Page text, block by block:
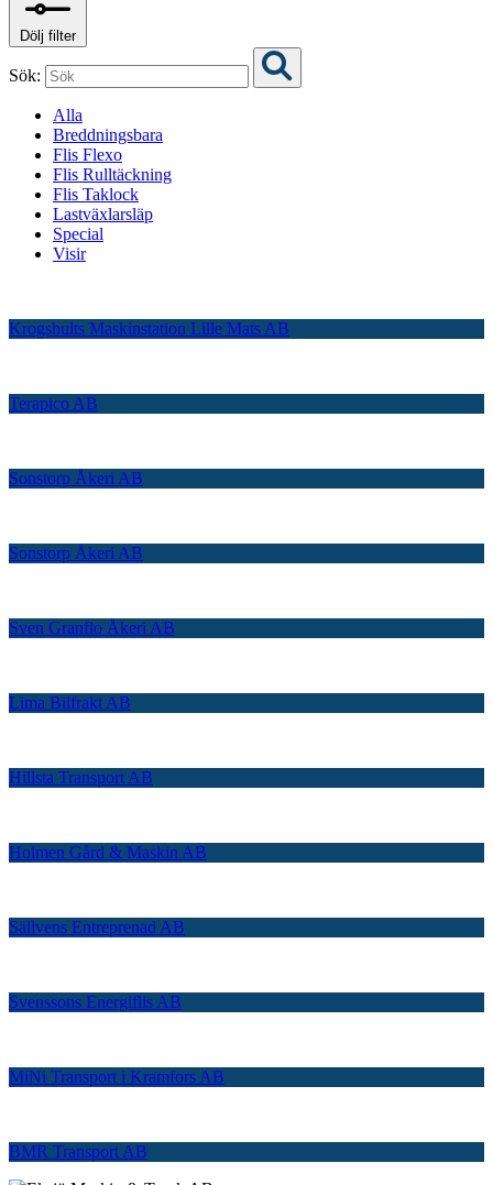
Dölj filter
Sök:
Alla
Breddningsbara
Flis Flexo
Flis Rulltäckning
Flis Taklock
Lastväxlarsläp
Special
Visir
Krogshults Maskinstation Lille Mats AB
Terapico AB
Sonstorp Åkeri AB
Sonstorp Åkeri AB
Sven Granflo Åkeri AB
Lima Bilfrakt AB
Hillsta Transport AB
Holmen Gård & Maskin AB
Sällvens Entreprenad AB
Svenssons Energiflis AB
MiNi Transport i Kramfors AB
BMR Transport AB